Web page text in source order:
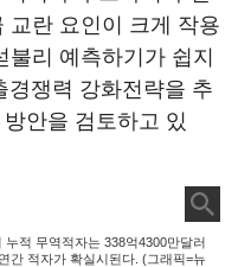
교란 요인이 크게 작용
리 예측하기가 쉽지
경쟁력 강화전략을 추
안을 검토하고 있
적 무역적자는 338억4300만달러
간 적자가 확실시된다. (그래픽=뉴